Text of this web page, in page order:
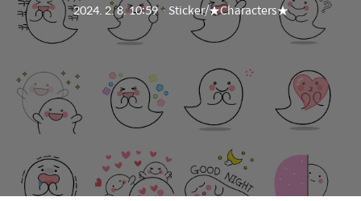
2024. 2. 8. 10:59ㆍ Sticker/★Characters★